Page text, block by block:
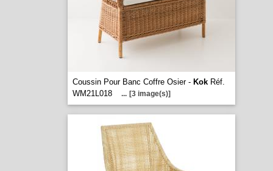
Coussin Pour Banc Coffre Osier - KokRéf.
WM21L018
... [3 image(s)]